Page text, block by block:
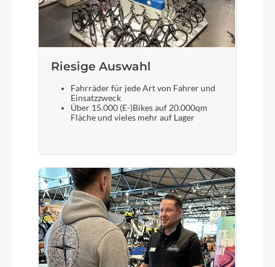
Bosch Drive Unit Performance Line CX max.
100Nm (BDU38)
Kette
KMC e12
Rücklicht
Gewicht
29,2 kg
Scheinwerfer
ACID Front Light PRO-E 60 X-Connect, 12V, DC
Riesige Auswahl
Fahrräder für jede Art von Fahrer und
Einsatzzweck
Über 15.000 (E-)Bikes auf 20.000qm
Fläche und vieles mehr auf Lager